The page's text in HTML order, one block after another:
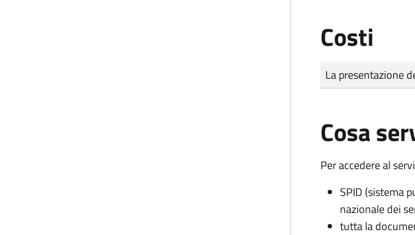
Costi
Tipo di pagamento
Importo
La presentazione
Cosa
Per accedere al
SPID (sistema
nazionale dei
tutta la